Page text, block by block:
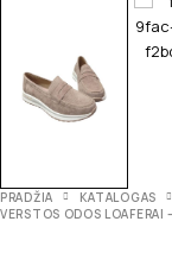
PRADŽIA KATALOGAS
VERSTOS ODOS LOAFERAI